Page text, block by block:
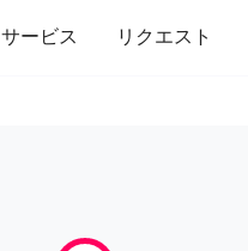
サービス リクエスト
家事 引っ越し イン